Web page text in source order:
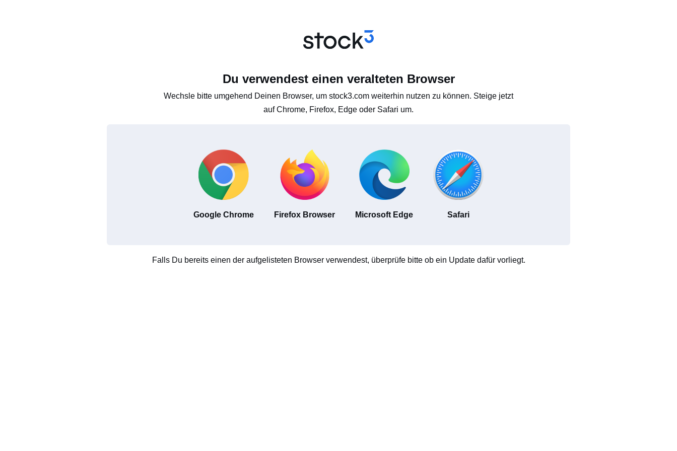
Du verwendest einen veralteten Browser
Wechsle bitte umgehend Deinen Browser, um stock3.com weiterhin nutzen zu können. Steige jetzt
auf Chrome, Firefox, Edge oder Safari um.
Google Chrome Firefox Browser Microsoft Edge Safari
Falls Du bereits einen der aufgelisteten Browser verwendest, überprüfe bitte ob ein Update dafür vorliegt.